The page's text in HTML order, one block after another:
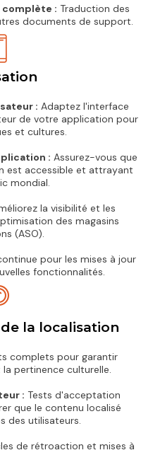
: Traduction des
documents de support.
: Adaptez l'interface
de votre application pour
et cultures.
: Assurez-vous que
est accessible et attrayant
mondial.
la visibilité et les
des magasins
(ASO).
pour les mises à jour
fonctionnalités.
la localisation
complets pour garantir
pertinence culturelle.
: Tests d'acceptation
que le contenu localisé
des utilisateurs.
de rétroaction et mises à